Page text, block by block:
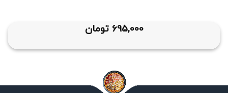
695,000 تومان